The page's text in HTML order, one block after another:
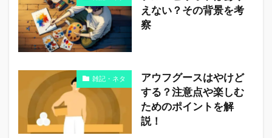
えない？その背景を考
察
雑記・ネタ
アウフグースはやけど
する？注意点や楽しむ
ためのポイントを解
説！